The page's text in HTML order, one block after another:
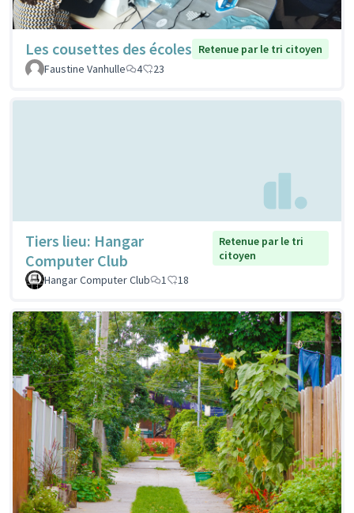
Les cousettes des écoles Retenue par le tri citoyen
Faustine Vanhulle
4 23
Tiers lieu: Hangar
Computer Club
Retenue par le tri
citoyen
Hangar Computer Club
1 18